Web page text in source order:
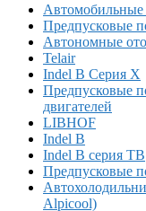
Автомобильные
Предпусковые
Автономные
Telair
Indel B Серия X
Предпусковые
двигателей
LIBHOF
Indel B
Indel B серия TB
Предпусковые
Alpicool)